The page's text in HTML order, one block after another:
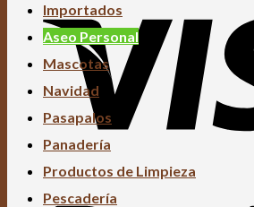
Importados
Aseo Personal
Mascotas
Navidad
Pasapalos
Panadería
Productos de Limpieza
Pescadería